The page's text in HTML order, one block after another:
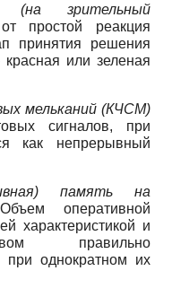
(на зрительный
простой реакция
принятия решения
или зеленая
мельканий (КЧСМ)
сигналов, при
как непрерывный
память на
оперативной
характеристикой и
правильно
при однократном их